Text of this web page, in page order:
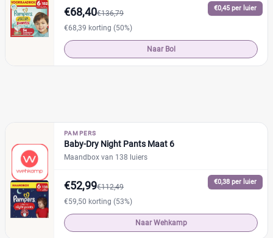
13+ (2)
6
(0)
+26 meer
Kenmerk
Milieuvriendelijk
Ongeparfumeerd (0)
Urine-indicator (2)
€0,45 per luier
€68,40€136,79
€68,39 korting (50%)
Naar Bol
PAMPERS
Baby-Dry Night Pants Maat 6
Maandbox van 138 luiers
€0,38 per luier
€52,99€112,49
€59,50 korting (53%)
Naar Wehkamp